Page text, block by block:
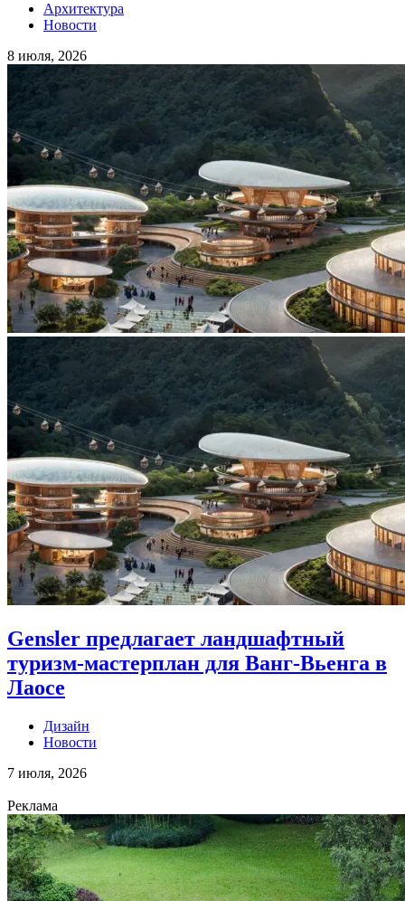
Архитектура
Новости
8 июля, 2026
Gensler предлагает ландшафтный
туризм-мастерплан для Ванг-Вьенга в
Лаосе
Дизайн
Новости
7 июля, 2026
Реклама